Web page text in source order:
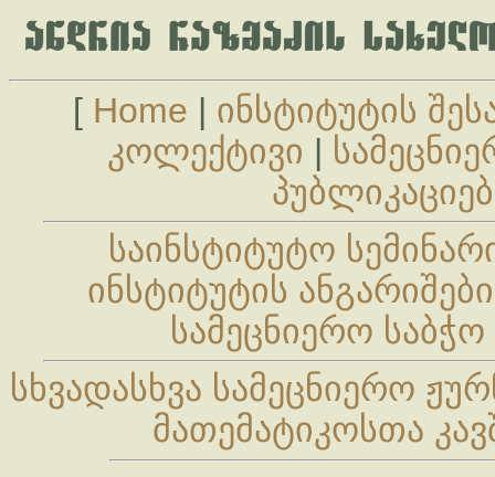
[ Home | ინსტიტუტის
კოლექტივი |
საინსტიტუტო
ინსტიტუტის ანგარიშები
სამეცნიერო საბჭო
სხვადასხვა სამეცნიერო
მათემატიკოსთა